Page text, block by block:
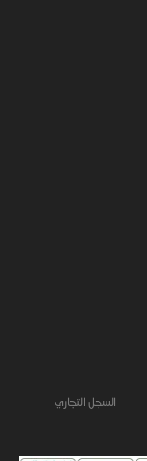
السجل التجاري